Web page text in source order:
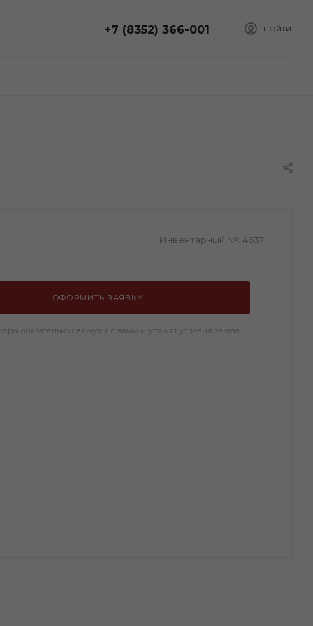
ВОЙТИ
+7 (8352) 366-001
Инвентарный №: 4637
ОФОРМИТЬ ЗАЯВКУ
обязательно свяжутся с вами и уточнят условия заказа